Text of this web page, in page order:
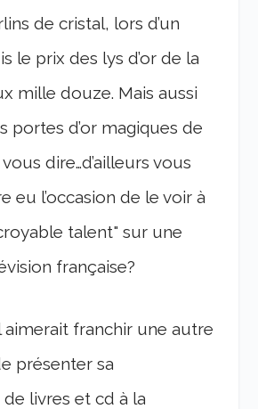
de cristal, lors d’un
le prix des lys d’or de la
mille douze. Mais aussi
portes d’or magiques de
dire…d’ailleurs vous
eu l’occasion de le voir à
talent" sur une
française?
aimerait franchir une autre
présenter sa
livres et cd à la